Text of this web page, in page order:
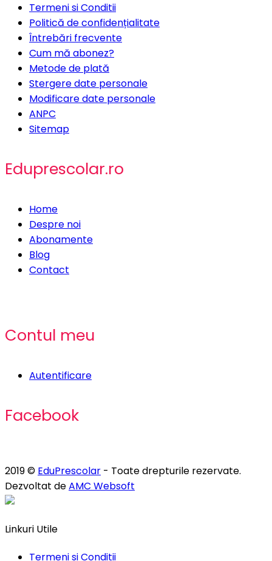
Termeni si Conditii
Politică de confidențialitate
Întrebări frecvente
Cum mă abonez?
Metode de plată
Stergere date personale
Modificare date personale
ANPC
Sitemap
Eduprescolar.ro
Home
Despre noi
Abonamente
Blog
Contact
Contul meu
Autentificare
Facebook
2019 © EduPrescolar - Toate drepturile rezervate.
Dezvoltat deAMC Websoft
Linkuri Utile
Termeni si Conditii